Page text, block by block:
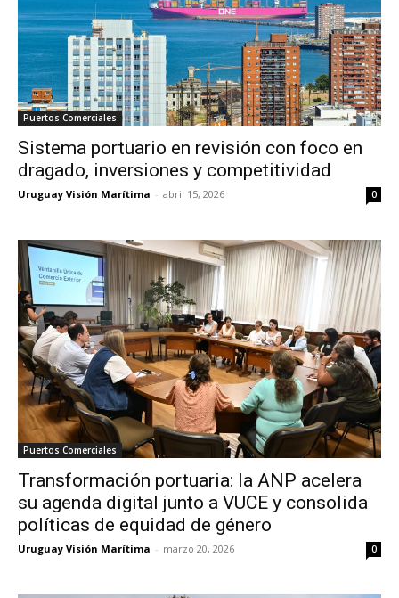
Puertos Comerciales
Sistema portuario en revisión con foco en
dragado, inversiones y competitividad
Uruguay Visión Marítima - abril 15, 2026 0
Puertos Comerciales
Transformación portuaria: la ANP acelera
su agenda digital junto a VUCE y consolida
políticas de equidad de género
Uruguay Visión Marítima - marzo 20, 2026 0